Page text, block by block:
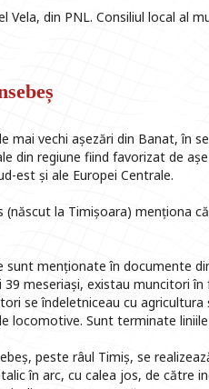
Vela, din PNL. Consiliul local al
mai vechi așezări din Banat, în
din regiune fiind favorizat de
est și ale Europei Centrale.
la Timișoara) menționa
menționate în documente
meseriași, existau muncitori
se îndeletniceau cu
locomotive. Sunt terminate
peste râul Timiș, se
în arc, cu calea jos, de către